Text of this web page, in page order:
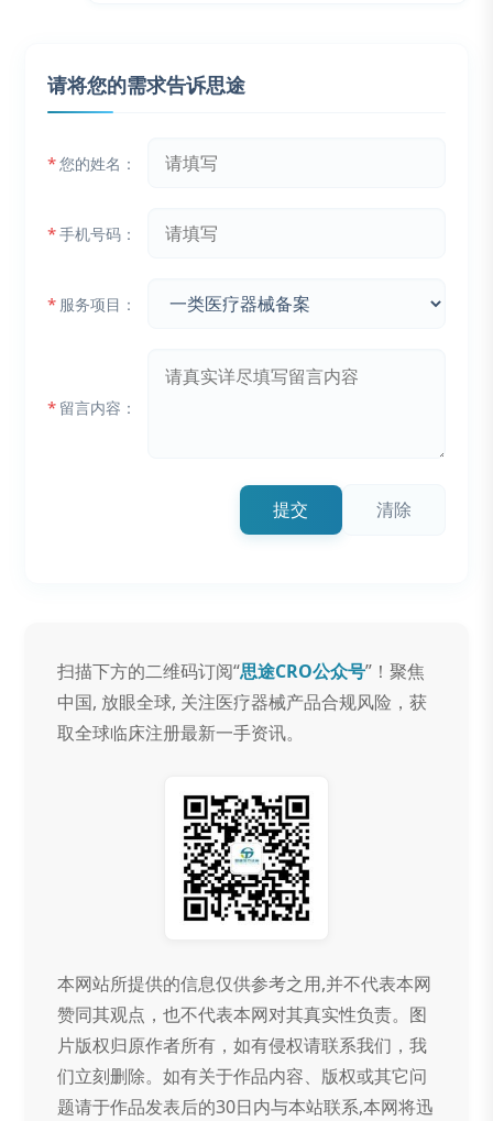
请将您的需求告诉思途
*您的姓名：
*手机号码：
* 服务项目：
* 留言内容：
提交 清除
扫描下方的二维码订阅“思途CRO公众号”！聚焦
中国, 放眼全球, 关注医疗器械产品合规风险，获
取全球临床注册最新一手资讯。
本网站所提供的信息仅供参考之用,并不代表本网
赞同其观点，也不代表本网对其真实性负责。图
片版权归原作者所有，如有侵权请联系我们，我
们立刻删除。如有关于作品内容、版权或其它问
题请于作品发表后的30日内与本站联系,本网将迅